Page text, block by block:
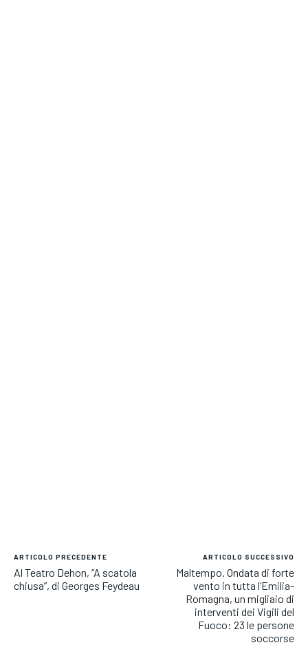
ARTICOLO PRECEDENTE
Al Teatro Dehon, “A scatola
chiusa”, di Georges Feydeau
ARTICOLO SUCCESSIVO
Maltempo. Ondata di forte
vento in tutta l’Emilia-
Romagna, un migliaio di
interventi dei Vigili del
Fuoco: 23 le persone
soccorse